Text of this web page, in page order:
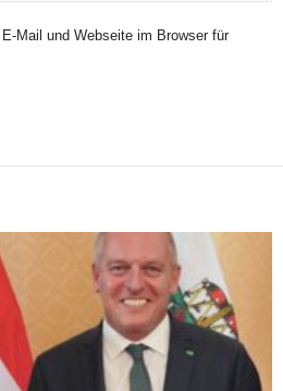
Mail und Webseite im Browser für